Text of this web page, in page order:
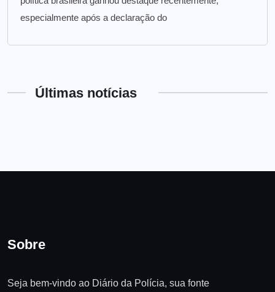
especialmente após a declaração do
Últimas notícias
Sobre
Seja bem-vindo ao Diário da Polícia, sua fonte